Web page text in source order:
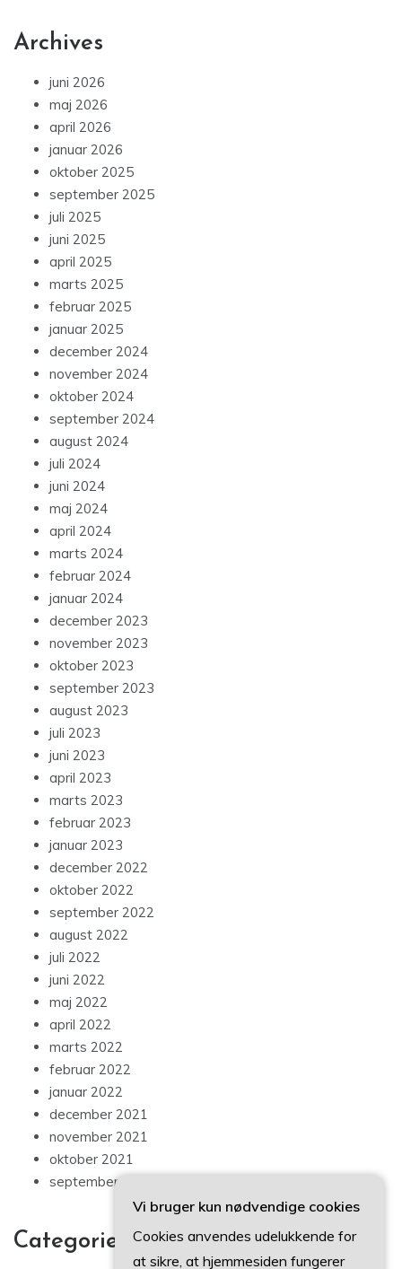
Archives
juni 2026
maj 2026
april 2026
januar 2026
oktober 2025
september 2025
juli 2025
juni 2025
april 2025
marts 2025
februar 2025
januar 2025
december 2024
november 2024
oktober 2024
september 2024
august 2024
juli 2024
juni 2024
maj 2024
april 2024
marts 2024
februar 2024
januar 2024
december 2023
november 2023
oktober 2023
september 2023
august 2023
juli 2023
juni 2023
april 2023
marts 2023
februar 2023
januar 2023
december 2022
oktober 2022
september 2022
august 2022
juli 2022
juni 2022
maj 2022
april 2022
marts 2022
februar 2022
januar 2022
december 2021
november 2021
oktober 2021
september 2021
Categories
Vi bruger kun nødvendige cookies
Cookies anvendes udelukkende for
at sikre, at hjemmesiden fungerer